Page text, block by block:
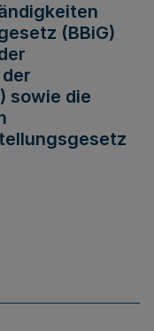
(BBiG)
sowie die